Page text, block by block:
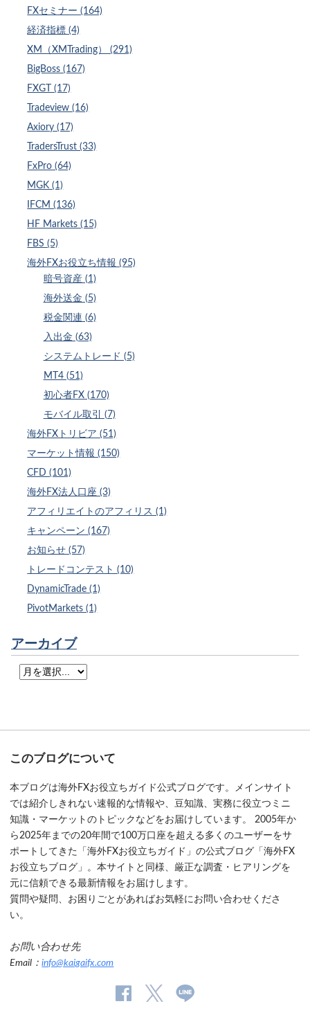
FXセミナー (164)
経済指標 (4)
XM（XMTrading） (291)
BigBoss (167)
FXGT (17)
Tradeview (16)
Axiory (17)
TradersTrust (33)
FxPro (64)
MGK (1)
IFCM (136)
HF Markets (15)
FBS (5)
海外FXお役立ち情報 (95)
暗号資産 (1)
海外送金 (5)
税金関連 (6)
入出金 (63)
システムトレード (5)
MT4 (51)
初心者FX (170)
モバイル取引 (7)
海外FXトリビア (51)
マーケット情報 (150)
CFD (101)
海外FX法人口座 (3)
アフィリエイトのアフィリス (1)
キャンペーン (167)
お知らせ (57)
トレードコンテスト (10)
DynamicTrade (1)
PivotMarkets (1)
アーカイブ
このブログについて
本ブログは海外FXお役立ちガイド公式ブログです。メインサイト
では紹介しきれない速報的な情報や、豆知識、実務に役立つミニ
知識・マーケットのトピックなどをお届けしています。 2005年か
ら2025年までの20年間で100万口座を超える多くのユーザーをサ
ポートしてきた「海外FXお役立ちガイド」の公式ブログ「海外FX
お役立ちブログ」。本サイトと同様、厳正な調査・ヒアリングを
元に信頼できる最新情報をお届けします。
質問や疑問、お困りごとがあればお気軽にお問い合わせくださ
い。
お問い合わせ先
Email：info@kaigaifx.com